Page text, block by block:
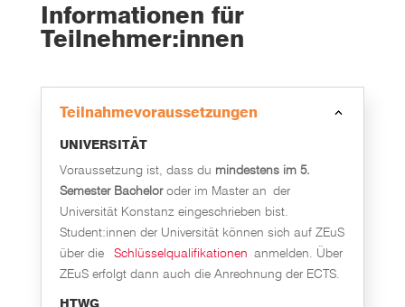
Informationen für
Teilnehmer:innen
Teilnahmevoraussetzungen
UNIVERSITÄT
Voraussetzung ist, dass du mindestens im 5.
Semester Bacheloroder im Master an der
Universität Konstanz eingeschrieben bist.
Student:innen der Universität können sich auf ZEuS
über die
Schlüsselqualifikationen anmelden. Über
ZEuS erfolgt dann auch die Anrechnung der ECTS.
HTWG